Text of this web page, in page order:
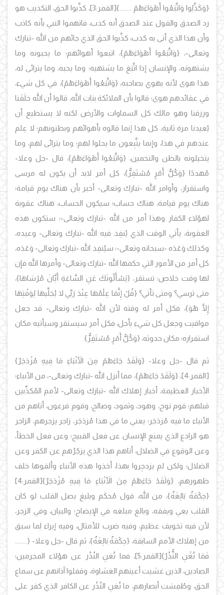
{وَكَذَّبُوا وَاتَّبَعُوا أَهْوَاءَهُمْ ........}
[القمر:3]، كذَّبوا الحق، التكذيب هو
رد الصدق والقول عند الصدق أنه كذب، فاتهموا النبي بأنه كاذب
وأن هذا الذي أتى به كذب، كذَّبوا الحق الذي جائهم من الله -تبارك
وتعالى-، {وَاتَّبَعُوا أَهْوَاءَهُمْ}، اتبعوا أهوائهم؛ ما يحبونه وما
يشتهونه، والإنسان إذا اتَّبَعَ ما يشتهيه؛ وما يحبه، وما يترائى له،
هذا هوى لأنه يهوي بصاحبه، {وَاتَّبَعُوا أَهْوَاءَهُمْ}، في كل شيء،
في عقائدهم هوى؛ قالوا بأن الملائكة بنات الله، قالوا أن الله خلَقَنا
ورزقنا وهو مالك كل السماوات والأرض لكنه لا يستطيع أن
يُعيدنا مرة ثانية، كل هذا إنما قالوه بأهوائهم وبظنونهم؛ لا عِلم
عندهم في هذا، وإنما يتَّبِعون ما يحلوا لهم؛ وما يترائى لهم، وما
يتخيلونه بالظن والتخمين، {وَاتَّبَعُوا أَهْوَاءَهُمْ}، قال -جل وعلا-
مُهددًا {وَكُلُّ أَمْرٍ مُسْتَقِرٌّ}، كل أمر لابد أن يكون له مرسى
واستقرار، وأوامر الله -تبارك وتعالى- أخبر بأن هناك يوم قيامة؛
هناك يوم قيامة، هناك حساب؛ سيكون الحساب، هناك عقوبة
لهؤلاء الكفار وهذا أمر من الله -تبارك وتعالى-؛ ستكون هذه
العقوبة، يأتي الوقت الذي يُنفِذ فيه الله -تبارك وتعالى- وعيده،
وكذلك وَعْدَه -سبحانه وتعالى-؛ سيُنفِذ الله -تبارك وتعالى- وَعْدَه،
كل أمر من الأمور التي حكمها الله -تبارك وتعالى- وأمرها الله فإن
لها وقت خلاص؛ تستقر، {يَسْأَلُونَكَ عَنِ السَّاعَةِ أَيَّانَ مُرْسَاهَا}،
متى ترسي؟ ومتى تأتي؟ {قُلْ إِنَّمَا عِلْمُهَا عِنْدَ رَبِّي لا يُجَلِّيهَا لِوَقْتِهَا
إِلَّا هُوَ}، فكل أمر له وقته لأن الله -تبارك وتعالى- قد جعل
مواقيت وجعل كل شيء بأجل، فكل أمر سيستقر وسيأتيه مكان
استقراره؛ مكان حدوثه، {وَكُلُّ أَمْرٍ مُسْتَقِرٌّ}.
ثم قال -جل وعلا- {وَلَقَدْ جَاءَهُمْ مِنَ الأَنْبَاءِ مَا فِيهِ مُزْدَجَرٌ}
[القمر:4]،
{وَلَقَدْ جَاءَهُمْ}، مما أنزل الله -تبارك وتعالى-، من الأنباء؛
الأخبار العظيمة، أخبار إهلاك الله -تبارك وتعالى- لأمم المُكذِّبين
قبلهم؛ قوم نوح، وهود، وثمود، وصالح، وقوم فرعون، أتاهم من
الأنباء ما فيه مُزدَجَر؛ يعني ما في هذا مُزدَجَر، زاجر يزجرهم، الزاجر
هو الرادع الذي يمنع الإنسان عن فعل القبيح؛ وعن فعل الخطأ،
وعن الوقوع في الضلال، أتاهم هذا الذي يزجُرُهم عن الكفر وعن
الضلال؛ ولكن لم يزدجِروا بهذا، أخذوا هذه الأنباء وألقوها خلف
ظهورهم، {وَلَقَدْ جَاءَهُمْ مِنَ الأَنْبَاءِ مَا فِيهِ مُزْدَجَرٌ}[القمر:4]
{حِكْمَةٌ بَالِغَةٌ}، من الله، قول مُحكَم وبليغ يصل القلب لو كان
القلب يعي ويفقه، وبالغ مبلغه في الإيضاح؛ والبيان، وفي الزجر،
لأن فيه تخويف عظيم، وفيه ضرب للأمثال، وفيه إيراء لِما سبق
من إهلاك الأمم السابقة، {حِكْمَةٌ بَالِغَةٌ}، ثم قال -جل وعلا- {........
فَمَا تُغْنِ النُّذُرُ}
[القمر:5]، فما تُغنِ النُذُر عن هؤلاء المجرمين؛
الصادين، الذين غشيت أعينهم الغشاوة، وقفلوا آذانهم عن سماع
الحق، وطُمِسَت أبصارهم، ما تُغنِ النُذُر عن الكافر الذي كفر على